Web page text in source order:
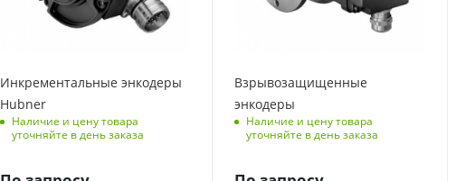
Инкрементальные энкодеры
Hubner
Наличие и цену товара
уточняйте в день заказа
Взрывозащищенные
энкодеры
Наличие и цену товара
уточняйте в день заказа